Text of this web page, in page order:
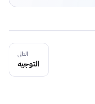
التالي
التوجيه